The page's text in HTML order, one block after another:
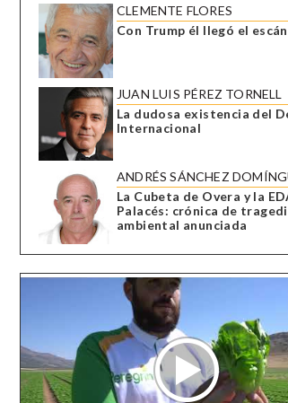
CLEMENTE FLORES
Con Trump él llegó el
JUAN LUIS PÉREZ TORNELL
La dudosa existencia del
Internacional
ANDRÉS SÁNCHEZ
La Cubeta de Overa y la
Palacés: crónica de
ambiental anunciada